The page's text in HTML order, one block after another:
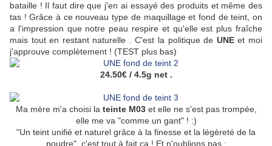
bataille ! Il faut dire que j'en ai essayé des produits et même des
tas ! Grâce à ce nouveau type de maquillage et fond de teint, on
a l'impression que notre peau respire et qu'elle est plus fraîche
mais tout en restant naturelle . C'est la politique de UNEet moi
j'approuve complètement ! (TEST plus bas)
24.50€ / 4.5g net .
Ma mère m'a choisi la teinte M03et elle ne s'est pas trompée,
elle me va "comme un gant" ! :)
"Un teint unifié et naturel grâce à la finesse et la légèreté de la
poudre", c'est tout à fait ça ! Et n'oublions pas :